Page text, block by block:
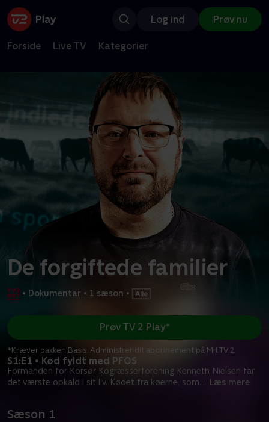
Log ind Prøv nu
Forside Live TV Kategorier
De forgiftede familier
• Dokumentar • 1 sæson •
S1:E1 • Kød fyldt med PFOS
Formanden for Korsør Kogræsserforening Kenneth Nielsen får
det værste opkald i sit liv. Kødet fra køerne, som... Læs mere
Prøv TV 2 Play*
*Kræver pakken Basis. Administrer dit abonnement på Mit TV 2.
Sæson 1